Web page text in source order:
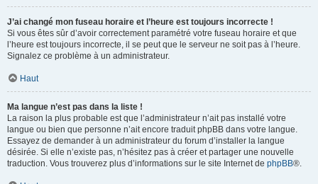
J’ai changé mon fuseau horaire et l’heure est toujours incorrecte !
Si vous êtes sûr d’avoir correctement paramétré votre fuseau horaire et que
l’heure est toujours incorrecte, il se peut que le serveur ne soit pas à l’heure.
Signalez ce problème à un administrateur.
Haut
Ma langue n’est pas dans la liste !
La raison la plus probable est que l’administrateur n’ait pas installé votre
langue ou bien que personne n’ait encore traduit phpBB dans votre langue.
Essayez de demander à un administrateur du forum d’installer la langue
désirée. Si elle n’existe pas, n’hésitez pas à créer et partager une nouvelle
traduction. Vous trouverez plus d’informations sur le site Internet de phpBB®.